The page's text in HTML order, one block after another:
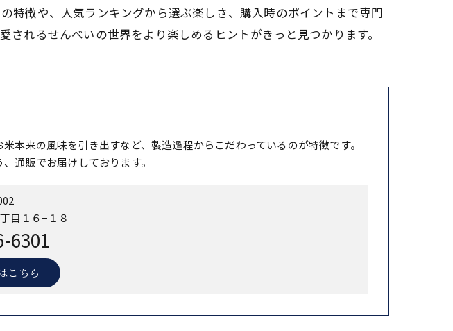
特徴や、人気ランキングから選ぶ楽しさ、購入時のポイントまで専門
れるせんべいの世界をより楽しめるヒントがきっと見つかります。
本来の風味を引き出すなど、製造過程からこだわっているのが特徴です。
通販でお届けしております。
目１６−１８
6301
こちら